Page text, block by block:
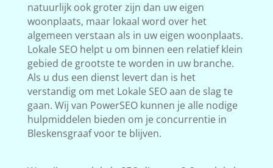
natuurlijk ook groter zijn dan uw eigen
woonplaats, maar lokaal word over het
algemeen verstaan als in uw eigen woonplaats.
Lokale SEO helpt u om binnen een relatief klein
gebied de grootste te worden in uw branche.
Als u dus een dienst levert dan is het
verstandig om met Lokale SEO aan de slag te
gaan. Wij van PowerSEO kunnen je alle nodige
hulpmiddelen bieden om je concurrentie in
Bleskensgraaf voor te blijven.